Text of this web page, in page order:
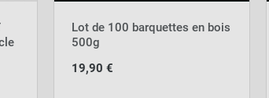
Lot de 100 barquettes en bois
500g
19,90 €